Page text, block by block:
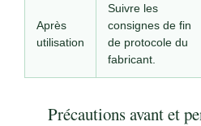
Après
utilisation
Suivre les
consignes de fin
de protocole du
fabricant.
Précautions avant et